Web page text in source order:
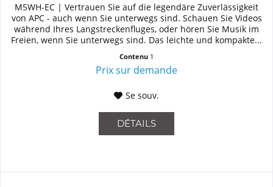
M5WH-EC | Vertrauen Sie auf die legendäre Zuverlässigkeit
von APC - auch wenn Sie unterwegs sind. Schauen Sie Videos
während Ihres Langstreckenfluges, oder hören Sie Musik im
Freien, wenn Sie unterwegs sind. Das leichte und kompakte...
Contenu 1
Prix sur demande
Se souv.
DÉTAILS